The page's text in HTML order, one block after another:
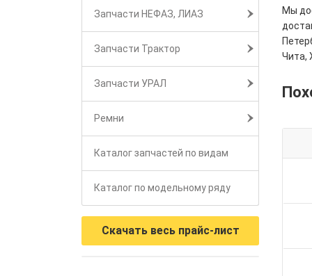
Запчасти НЕФАЗ, ЛИАЗ
Запчасти Трактор
Запчасти УРАЛ
Ремни
Каталог запчастей по видам
Каталог по модельному ряду
Скачать весь прайс-лист
Мы
Чита,